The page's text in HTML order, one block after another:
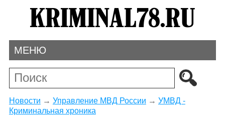
МЕНЮ
Новости → Управление МВД России → УМВД -
Криминальная хроника